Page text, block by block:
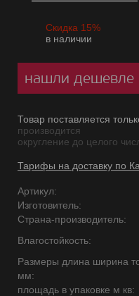
Скидка 15%
в наличии
нашли дешевле
Товар поставляется
производится
округление до целого
Тарифы на доставку по
Артикул:
Изготовитель:
Страна-производитель:
Влагостойкость:
Размеры длина ширина
мм:
площадь в упаковке м кв: